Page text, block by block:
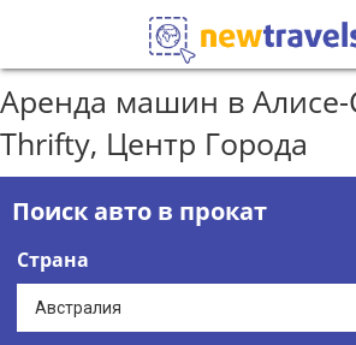
Аренда машин в Алисе-
Thrifty, Центр Города
Поиск авто в прокат
Страна